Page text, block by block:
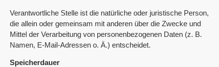
Verantwortliche Stelle ist die natürliche oder juristische Person,
die allein oder gemeinsam mit anderen über die Zwecke und
Mittel der Verarbeitung von personenbezogenen Daten (z. B.
Namen, E-Mail-Adressen o. Ä.) entscheidet.
Speicherdauer